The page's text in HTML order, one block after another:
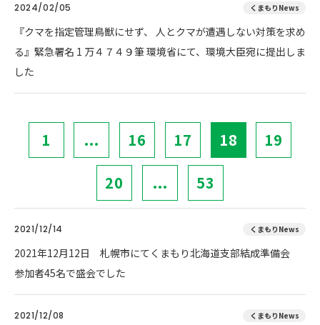
2024/02/05 くまもりNews
『クマを指定管理鳥獣にせず、 人とクマが遭遇しない対策を求め
る』緊急署名 1 万４７４９筆 環境省にて、環境大臣宛に提出しま
した
1 ... 16 17 18 19
20 ... 53
2021/12/14 くまもりNews
2021年12月12日 札幌市にてくまもり北海道支部結成準備会
参加者45名で盛会でした
2021/12/08 くまもりNews